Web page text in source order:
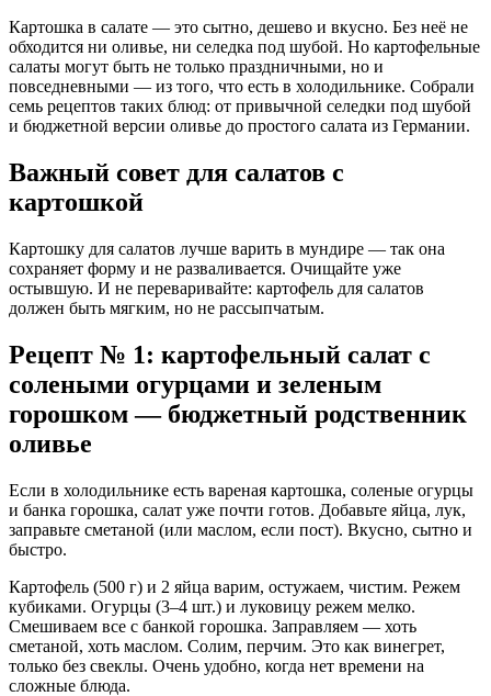
Картошка в салате — это сытно, дешево и вкусно. Без неё не
обходится ни оливье, ни селедка под шубой. Но картофельные
салаты могут быть не только праздничными, но и
повседневными — из того, что есть в холодильнике. Собрали
семь рецептов таких блюд: от привычной селедки под шубой
и бюджетной версии оливье до простого салата из Германии.
Важный совет для салатов с
картошкой
Картошку для салатов лучше варить в мундире — так она
сохраняет форму и не разваливается. Очищайте уже
остывшую. И не переваривайте: картофель для салатов
должен быть мягким, но не рассыпчатым.
Рецепт № 1: картофельный салат с
солеными огурцами и зеленым
горошком — бюджетный родственник
оливье
Если в холодильнике есть вареная картошка, соленые огурцы
и банка горошка, салат уже почти готов. Добавьте яйца, лук,
заправьте сметаной (или маслом, если пост). Вкусно, сытно и
быстро.
Картофель (500 г) и 2 яйца варим, остужаем, чистим. Режем
кубиками. Огурцы (3–4 шт.) и луковицу режем мелко.
Смешиваем все с банкой горошка. Заправляем — хоть
сметаной, хоть маслом. Солим, перчим. Это как винегрет,
только без свеклы. Очень удобно, когда нет времени на
сложные блюда.